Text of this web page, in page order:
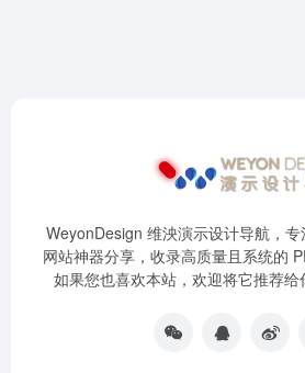
WeyonDesign 维泱演示设计导航，
网站神器分享，收录高质量且系统的
如果您也喜欢本站，欢迎将它推荐